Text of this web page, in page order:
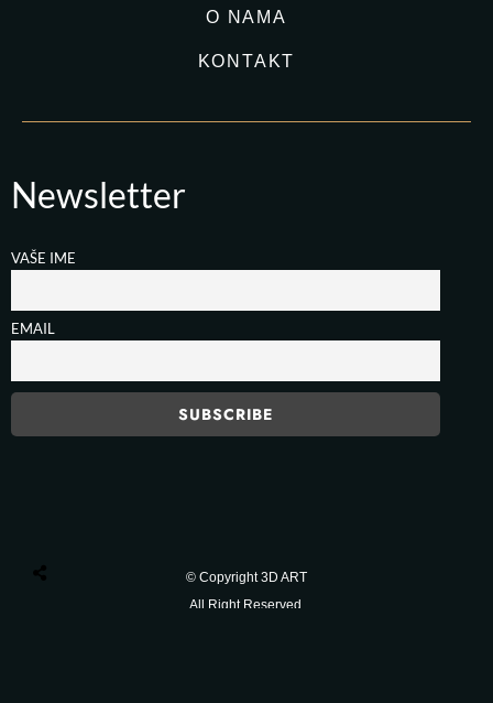
O NAMA
KONTAKT
Newsletter
VAŠE IME
EMAIL
© Copyright 3D ART
All Right Reserved.